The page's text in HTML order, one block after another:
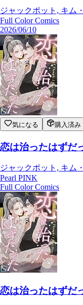
ジャックポット, キム
Full Color Comics
2026/06/10
気になる 購入済み
恋は治ったはずだ
ジャックポット, キム
Pearl PINK
Full Color Comics
恋は治ったはずだ